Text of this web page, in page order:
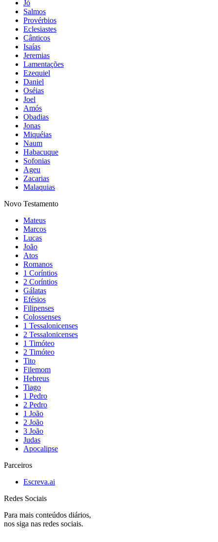
Jó
Salmos
Provérbios
Eclesiastes
Cânticos
Isaías
Jeremias
Lamentações
Ezequiel
Daniel
Oséias
Joel
Amós
Obadias
Jonas
Miquéias
Naum
Habacuque
Sofonias
Ageu
Zacarias
Malaquias
Novo Testamento
Mateus
Marcos
Lucas
João
Atos
Romanos
1 Coríntios
2 Coríntios
Gálatas
Efésios
Filipenses
Colossenses
1 Tessalonicenses
2 Tessalonicenses
1 Timóteo
2 Timóteo
Tito
Filemom
Hebreus
Tiago
1 Pedro
2 Pedro
1 João
2 João
3 João
Judas
Apocalipse
Parceiros
Escreva.ai
Redes Sociais
Para mais conteúdos diários,
nos siga nas redes sociais.